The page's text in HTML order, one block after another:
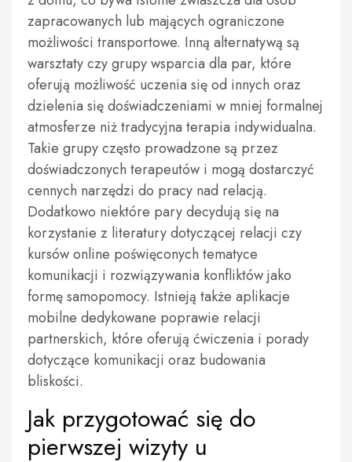
zapracowanych lub mających ograniczone
możliwości transportowe. Inną alternatywą są
warsztaty czy grupy wsparcia dla par, które
oferują możliwość uczenia się od innych oraz
dzielenia się doświadczeniami w mniej formalnej
atmosferze niż tradycyjna terapia indywidualna.
Takie grupy często prowadzone są przez
doświadczonych terapeutów i mogą dostarczyć
cennych narzędzi do pracy nad relacją.
Dodatkowo niektóre pary decydują się na
korzystanie z literatury dotyczącej relacji czy
kursów online poświęconych tematyce
komunikacji i rozwiązywania konfliktów jako
formę samopomocy. Istnieją także aplikacje
mobilne dedykowane poprawie relacji
partnerskich, które oferują ćwiczenia i porady
dotyczące komunikacji oraz budowania
bliskości.
Jak przygotować się do
pierwszej wizyty u